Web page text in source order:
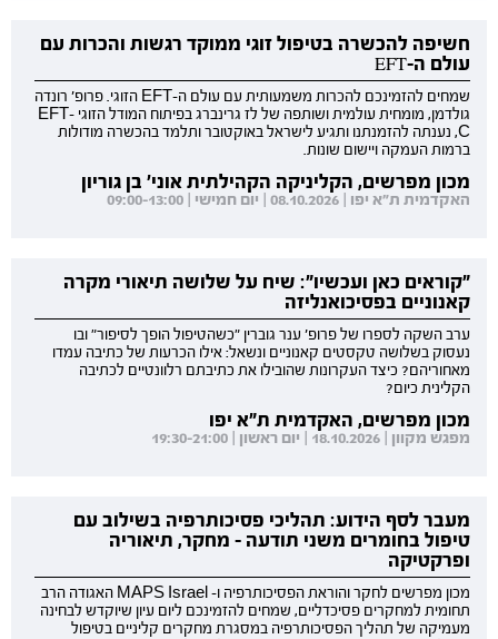
חשיפה להכשרה בטיפול זוגי ממוקד רגשות והכרות עם
עולם ה-EFT
שמחים להזמינכם להכרות משמעותית עם עולם ה-EFT הזוגי. פרופ' רונדה
גולדמן, מומחית עולמית ושותפה של לז גרינברג בפיתוח המודל הזוגי EFT-
C, נענתה להזמנתנו ותגיע לישראל באוקטובר ותלמד בהכשרה מודולות
ברמות העמקה ויישום שונות.
מכון מפרשים, הקליניקה הקהילתית אוני' בן גוריון
האקדמית ת"א יפו | 08.10.2026 | יום חמישי | 09:00-13:00
"קוראים כאן ועכשיו": שיח על שלושה תיאורי מקרה
קאנוניים בפסיכואנליזה
ערב השקה לספרו של פרופ' ענר גוברין "כשהטיפול הופך לסיפור" ובו
נעסוק בשלושה טקסטים קאנוניים ונשאל: אילו הכרעות של כתיבה עמדו
מאחוריהם? כיצד העקרונות שהובילו את כתיבתם רלוונטיים לכתיבה
הקלינית כיום?
מכון מפרשים, האקדמית ת"א יפו
מפגש מקוון | 18.10.2026 | יום ראשון | 19:30-21:00
מעבר לסף הידוע: תהליכי פסיכותרפיה בשילוב עם
טיפול בחומרים משני תודעה - מחקר, תיאוריה
ופרקטיקה
מכון מפרשים לחקר והוראת הפסיכותרפיה ו- MAPS Israel האגודה הרב
תחומית למחקרים פסיכדליים, שמחים להזמינכם ליום עיון שיוקדש לבחינה
מעמיקה של תהליך הפסיכותרפיה במסגרת מחקרים קליניים בטיפול